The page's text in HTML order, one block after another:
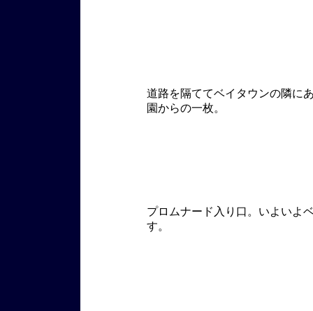
道路を隔ててベイタウンの隣に
園からの一枚。
プロムナード入り口。いよいよ
す。